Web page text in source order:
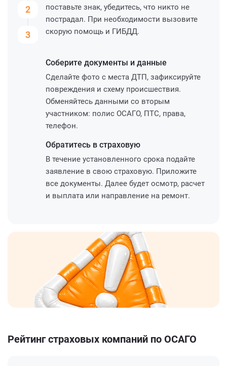
2
3
поставьте знак, убедитесь, что никто не
пострадал. При необходимости вызовите
скорую помощь и ГИБДД.
Соберите документы и данные
Сделайте фото с места ДТП, зафиксируйте
повреждения и схему происшествия.
Обменяйтесь данными со вторым
участником: полис ОСАГО, ПТС, права,
телефон.
Обратитесь в страховую
В течение установленного срока подайте
заявление в свою страховую. Приложите
все документы. Далее будет осмотр, расчет
и выплата или направление на ремонт.
Рейтинг страховых компаний по ОСАГО